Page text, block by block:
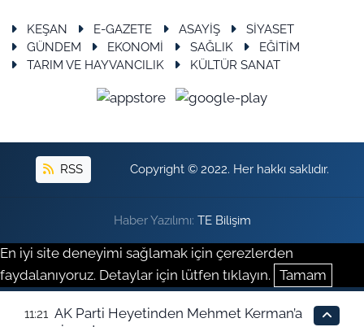
KEŞAN E-GAZETE ASAYİŞ
SİYASET
GÜNDEM
EKONOMİ SAĞLIK
EĞİTİM
TARIM VE HAYVANCILIK
KÜLTÜR SANAT
RSS Copyright © 2022. Her hakkı saklıdır.
Haber Yazılımı: TE Bilişim
En iyi site deneyimi sağlamak için çerezlerden
faydalanıyoruz. Detaylar için lütfen tıklayın. Tamam
11:21 AK Parti Heyetinden Mehmet Kerman’a